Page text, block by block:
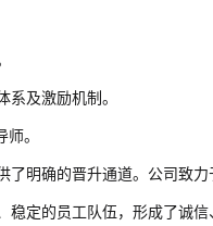
及激励机制。
。
明确的晋升通道。公司致
定的员工队伍，形成了诚信